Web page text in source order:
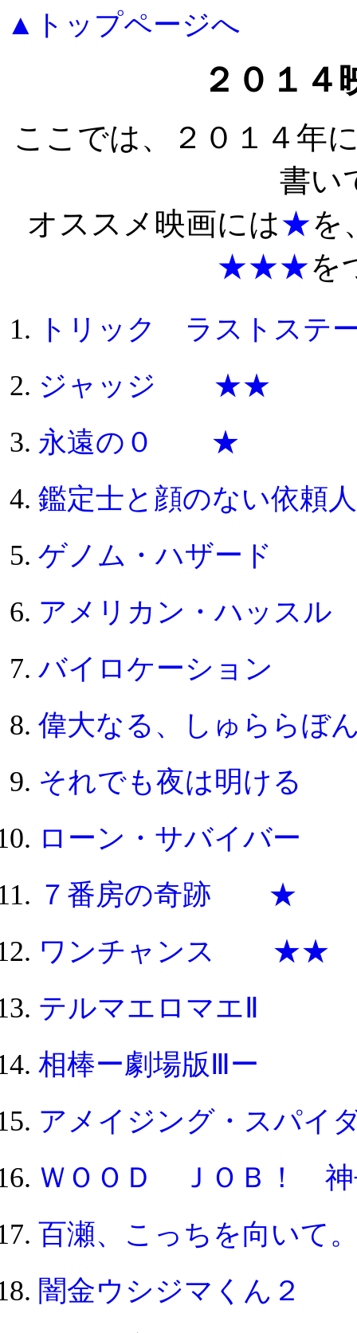
▲トップページへ
２０１４
ここでは、２０１４年
書い
オススメ映画には★を
★★★を
トリック ラストステ
ジャッジ ★★
永遠の０ ★
鑑定士と顔のない依
ゲノム・ハザード
アメリカン・ハッ
バイロケーション
偉大なる、しゅららぼ
それでも夜は明け
ローン・サバイバー
７番房の奇跡 ★
ワンチャンス ★★
テルマエロマエⅡ
相棒ー劇場版Ⅲー
アメイジング・スパ
ＷＯＯＤ ＪＯＢ！
百瀬、こっちを向い
闇金ウシジマくん